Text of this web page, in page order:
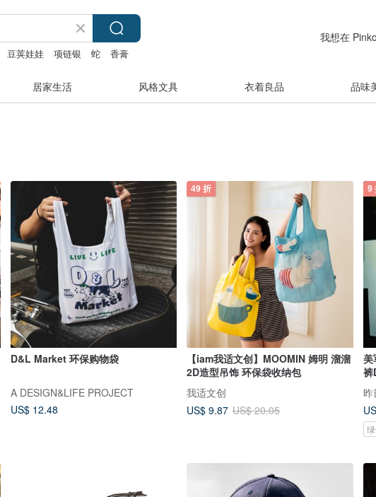
豆荚娃娃 项链银 蛇
香膏
我想在
居家生活 风格文具 衣着良品 品味
D&L Market 环保购物袋
A DESIGN&LIFE PROJECT
US$ 12.48
49 折
【iam我适文创】MOOMIN 姆明 溜溜
2D造型吊饰 环保袋收纳包
我适文创
US$ 9.87 US$ 20.05
9
美
裤
昨